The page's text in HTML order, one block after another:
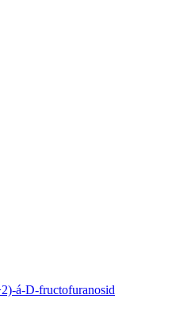
á-D-fructofuranosid